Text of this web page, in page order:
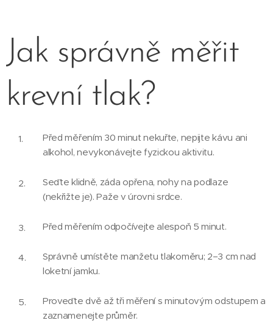
Jak správně měřit
krevní tlak?
Před měřením 30 minut nekuřte, nepijte kávu ani
alkohol, nevykonávejte fyzickou aktivitu.
Seďte klidně, záda opřena, nohy na podlaze
(nekřižte je). Paže v úrovni srdce.
Před měřením odpočívejte alespoň 5 minut.
Správně umístěte manžetu tlakoměru; 2–3 cm nad
loketní jamku.
Proveďte dvě až tři měření s minutovým odstupem a
zaznamenejte průměr.